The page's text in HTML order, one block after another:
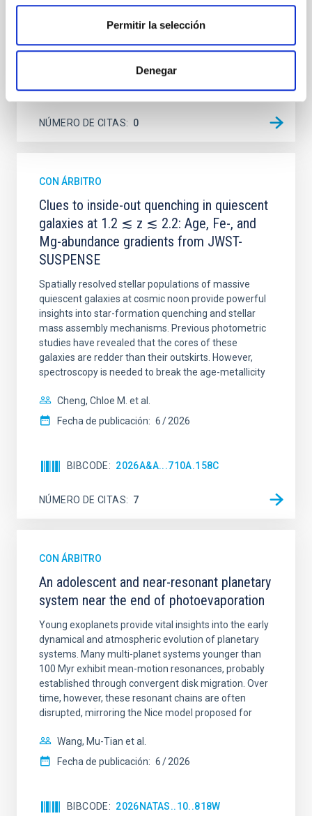
Permitir la selección
Denegar
Yin, Sean et al.
Fecha de publicación: 5 2026
BIBCODE 2026APJ..1003...83Y
NÚMERO DE CITAS 0
CON ÁRBITRO
Clues to inside-out quenching in quiescent
galaxies at 1.2 ≲ z ≲ 2.2: Age, Fe-, and
Mg-abundance gradients from JWST-
SUSPENSE
Spatially resolved stellar populations of massive
quiescent galaxies at cosmic noon provide powerful
insights into star-formation quenching and stellar
mass assembly mechanisms. Previous photometric
studies have revealed that the cores of these
galaxies are redder than their outskirts. However,
spectroscopy is needed to break the age-metallicity
Cheng, Chloe M. et al.
Fecha de publicación: 6 2026
BIBCODE 2026A&A...710A.158C
NÚMERO DE CITAS 7
CON ÁRBITRO
An adolescent and near-resonant planetary
system near the end of photoevaporation
Young exoplanets provide vital insights into the early
dynamical and atmospheric evolution of planetary
systems. Many multi-planet systems younger than
100 Myr exhibit mean-motion resonances, probably
established through convergent disk migration. Over
time, however, these resonant chains are often
disrupted, mirroring the Nice model proposed for
Wang, Mu-Tian et al.
Fecha de publicación: 6 2026
BIBCODE 2026NATAS..10..818W